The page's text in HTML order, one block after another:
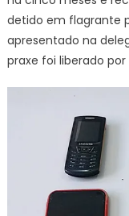
detido em flagrante
apresentado na
praxe foi liberado